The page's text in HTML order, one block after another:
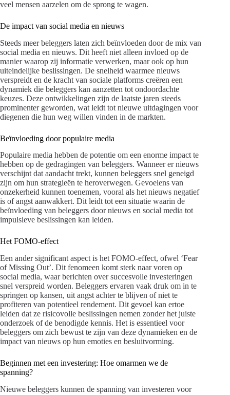
veel mensen aarzelen om de sprong te wagen.
De impact van social media en nieuws
Steeds meer beleggers laten zich beïnvloeden door de mix van
social media en nieuws. Dit heeft niet alleen invloed op de
manier waarop zij informatie verwerken, maar ook op hun
uiteindelijke beslissingen. De snelheid waarmee nieuws
verspreidt en de kracht van sociale platforms creëren een
dynamiek die beleggers kan aanzetten tot ondoordachte
keuzes. Deze ontwikkelingen zijn de laatste jaren steeds
prominenter geworden, wat leidt tot nieuwe uitdagingen voor
diegenen die hun weg willen vinden in de markten.
Beïnvloeding door populaire media
Populaire media hebben de potentie om een enorme impact te
hebben op de gedragingen van beleggers. Wanneer er nieuws
verschijnt dat aandacht trekt, kunnen beleggers snel geneigd
zijn om hun strategieën te heroverwegen. Gevoelens van
onzekerheid kunnen toenemen, vooral als het nieuws negatief
is of angst aanwakkert. Dit leidt tot een situatie waarin de
beïnvloeding van beleggers door nieuws en social media tot
impulsieve beslissingen kan leiden.
Het FOMO-effect
Een ander significant aspect is het FOMO-effect, ofwel ‘Fear
of Missing Out’. Dit fenomeen komt sterk naar voren op
social media, waar berichten over succesvolle investeringen
snel verspreid worden. Beleggers ervaren vaak druk om in te
springen op kansen, uit angst achter te blijven of niet te
profiteren van potentieel rendement. Dit gevoel kan ertoe
leiden dat ze risicovolle beslissingen nemen zonder het juiste
onderzoek of de benodigde kennis. Het is essentieel voor
beleggers om zich bewust te zijn van deze dynamieken en de
impact van nieuws op hun emoties en besluitvorming.
Beginnen met een investering: Hoe omarmen we de
spanning?
Nieuwe beleggers kunnen de spanning van investeren voor